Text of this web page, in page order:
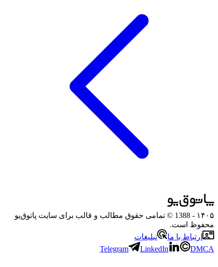
۱۴۰۵
- 1388 © تمامی حقوق مطالب و قالب برای سایت پاتوق‌یو
محفوظ است.
ارتباط با ما
تبلیغات
Telegram
LinkedIn DMCA